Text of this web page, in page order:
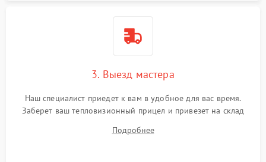
от замыкания
3. Выезд мастера
Наш специалист приедет к вам в удобное для вас время.
Заберет ваш тепловизионный прицел и привезет на склад
Подробнее